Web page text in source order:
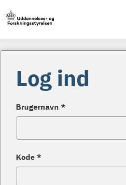
Log ind
Brugernavn *
Kode *